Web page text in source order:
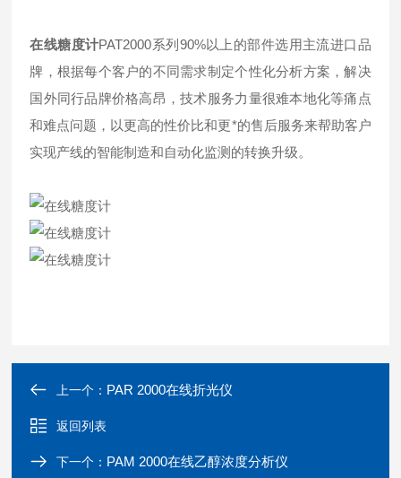
在线糖度计PAT2000系列90%以上的部件选用主流进口品
牌，根据每个客户的不同需求制定个性化分析方案，解决
国外同行品牌价格高昂，技术服务力量很难本地化等痛点
和难点问题，以更高的性价比和更*的售后服务来帮助客户
实现产线的智能制造和自动化监测的转换升级。
上一个： PAR 2000在线折光仪
返回列表
下一个： PAM 2000在线乙醇浓度分析仪